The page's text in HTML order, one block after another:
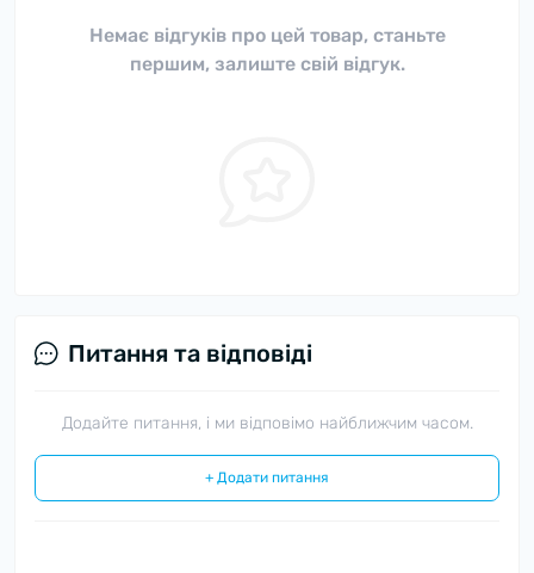
Немає відгуків про цей товар, станьте
першим, залиште свій відгук.
Питання та відповіді
Додайте питання, і ми відповімо найближчим часом.
+ Додати питання